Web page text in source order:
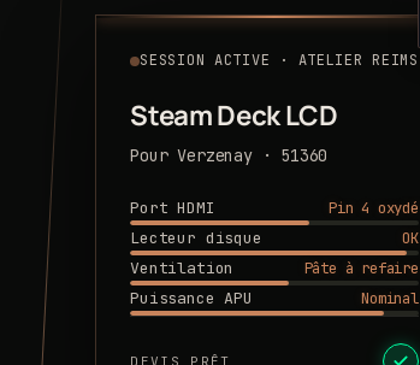
SESSION ACTIVE · ATELIER REIMS
Steam Deck LCD
Pour Verzenay · 51360
Port HDMI
Pin 4 oxydé
Lecteur disque
OK
Ventilation
Pâte à refaire
Puissance APU
Nominal